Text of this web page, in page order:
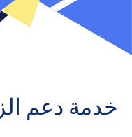
خدمة دعم